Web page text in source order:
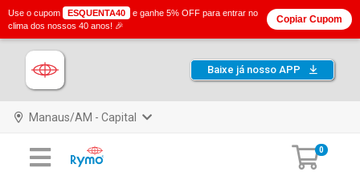
Baixe já nosso APP
Manaus/AM - Capital
0
Use o cupom ESQUENTA40
e ganhe 5% OFF para entrar no
clima dos nossos 40 anos! 🎉
Copiar Cupom